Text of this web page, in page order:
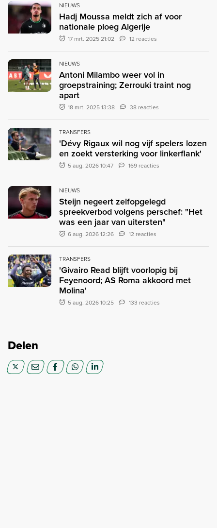
NIEUWS
Hadj Moussa meldt zich af voor
nationale ploeg Algerije
17 mrt. 2025 21:02 12 reacties
NIEUWS
Antoni Milambo weer vol in
groepstraining; Zerrouki traint nog
apart
18 mrt. 2025 13:38 38 reacties
TRANSFERS
'Dévy Rigaux wil nog vijf spelers lozen
en zoekt versterking voor linkerflank'
5 aug. 2026 10:47 169 reacties
NIEUWS
Steijn negeert zelfopgelegd
spreekverbod volgens perschef: "Het
was een jaar van uitersten"
6 aug. 2026 12:26 12 reacties
TRANSFERS
'Givairo Read blijft voorlopig bij
Feyenoord; AS Roma akkoord met
Molina'
5 aug. 2026 10:25 133 reacties
Delen